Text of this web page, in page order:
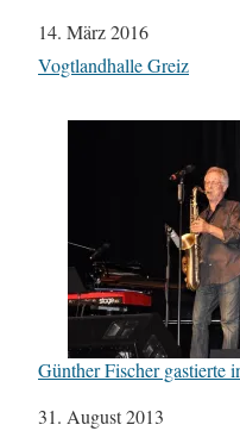
Datum
14. März 2016
In Bezug auf
Vogtlandhalle Greiz
Günther Fischer gastierte
Datum
31. August 2013